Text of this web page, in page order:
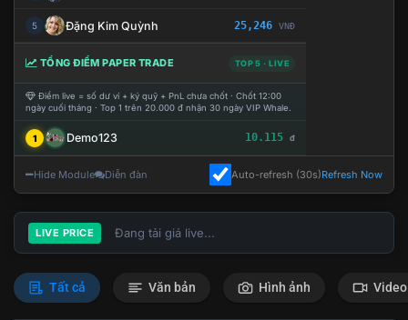
5 Đặng Kim Quỳnh 25,246 VNĐ
TỔNG ĐIỂM PAPER TRADE TOP 5 · LIVE
Điểm live = số dư ví + ký quỹ + PnL chưa chốt · Chốt 12:00
ngày cuối tháng · Top 1 trên 20.000 đ nhận 30 ngày VIP Whale.
1 Demo123 10.115 đ
Hide Module Diễn đàn Auto-refresh (30s)Refresh Now
LIVE PRICE Đang tải giá live...
Tất cả Văn bản Hình ảnh Video